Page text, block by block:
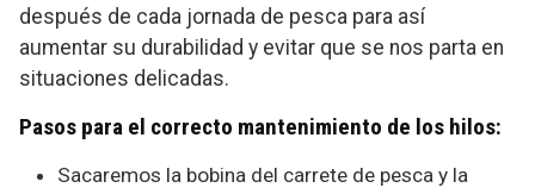
después de cada jornada de pesca para así
aumentar su durabilidad y evitar que se nos parta en
situaciones delicadas.
Pasos para el correcto mantenimiento de los hilos:
Sacaremos la bobina del carrete de pesca y la